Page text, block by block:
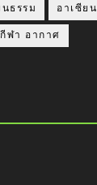
ธรรม อาเซียน
ฬา อากาศ